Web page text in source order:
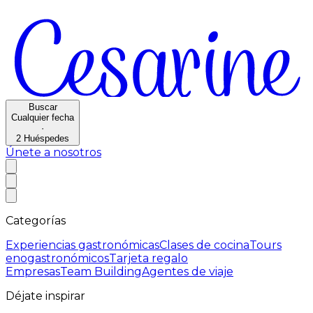
Buscar
Cualquier fecha
·
2 Huéspedes
Únete a nosotros
Categorías
Experiencias gastronómicasClases de cocinaTours
enogastronómicosTarjeta regalo
EmpresasTeam BuildingAgentes de viaje
Déjate inspirar